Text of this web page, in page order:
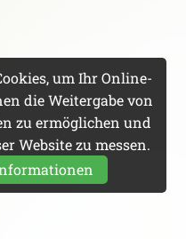
um Ihr Online-
die Weitergabe von
zu ermöglichen und
Website zu messen.